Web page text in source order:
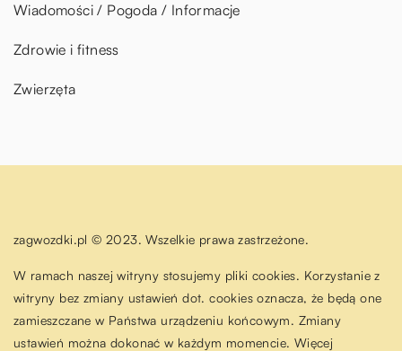
Wiadomości / Pogoda / Informacje
Zdrowie i fitness
Zwierzęta
zagwozdki.pl © 2023. Wszelkie prawa zastrzeżone.
W ramach naszej witryny stosujemy pliki cookies. Korzystanie z
witryny bez zmiany ustawień dot. cookies oznacza, że będą one
zamieszczane w Państwa urządzeniu końcowym. Zmiany
ustawień można dokonać w każdym momencie. Więcej